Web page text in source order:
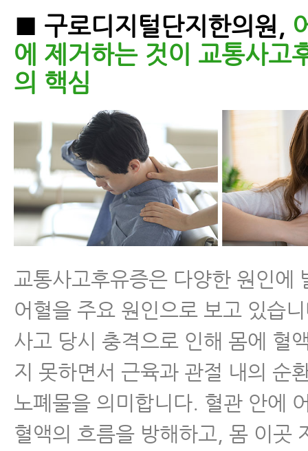
교통사고한의원 한방치료의 장점
교통사고병원에서 알려주는 교통사
은 분이 잘 모르는 이야기
교통사고 한방치료 (교통사고치료)
교통사고후병원 잘 고르는 법 7가지
교통사고 후 입원 병원 어떻게 고르
자동차사고병원 잘 고르는 법 8가지
■ 구로디지털단지한의원,
에 제거하는 것이 교통사고
의 핵심
교통사고후유증은 다양한 원인에
어혈을 주요 원인으로 보고 있습
사고 당시 충격으로 인해 몸에 혈
지 못하면서 근육과 관절 내의 순
노폐물을 의미합니다. 혈관 안에
혈액의 흐름을 방해하고, 몸 이곳